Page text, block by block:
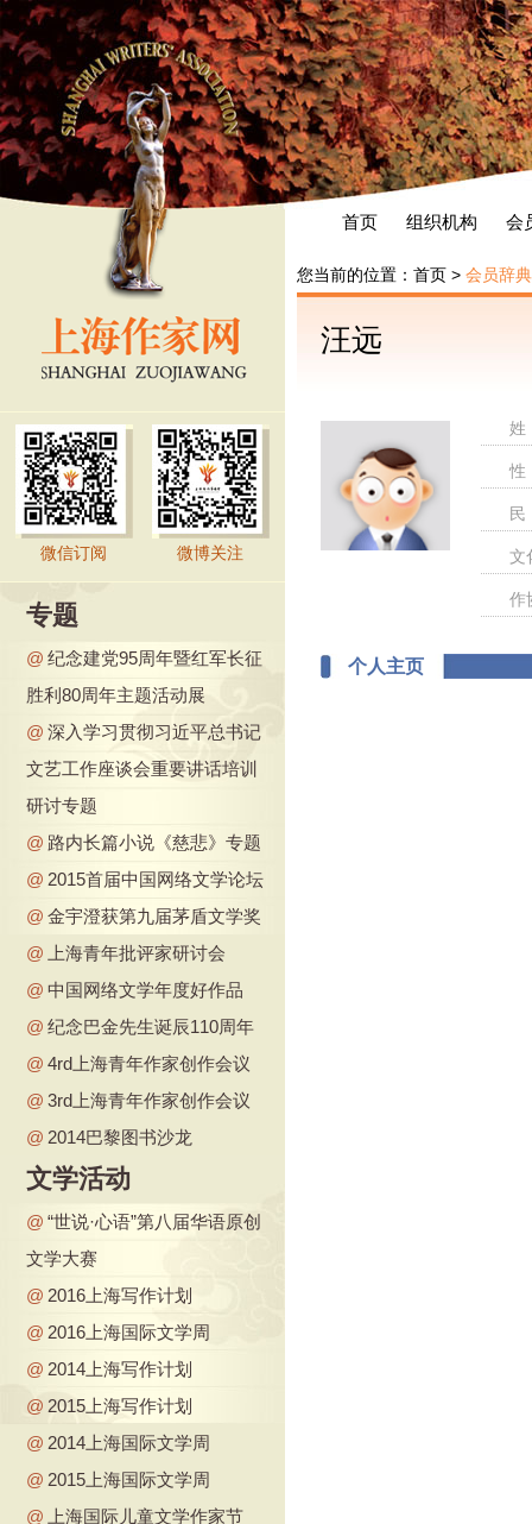
首页 组织机构 会
微信订阅 微博关注
专题
@ 纪念建党95周年暨红军长征
胜利80周年主题活动展
@ 深入学习贯彻习近平总书记
文艺工作座谈会重要讲话培训
研讨专题
@ 路内长篇小说《慈悲》专题
@ 2015首届中国网络文学论坛
@ 金宇澄获第九届茅盾文学奖
@
上海青年批评家研讨会
@ 中国网络文学年度好作品
@ 纪念巴金先生诞辰110周年
@ 4rd上海青年作家创作会议
@ 3rd上海青年作家创作会议
@ 2014巴黎图书沙龙
文学活动
@ “世说·心语”第八届华语原创
文学大赛
@ 2016上海写作计划
@ 2016上海国际文学周
@ 2014上海写作计划
@ 2015上海写作计划
@ 2014上海国际文学周
@ 2015上海国际文学周
@
上海国际儿童文学作家节
您当前的位置： 首页 > 会员辞典
汪远
文
作
个人主页